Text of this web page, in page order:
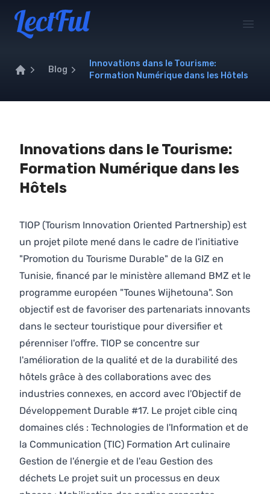
Your Company
Blog
Innovations dans le Tourisme:
Formation Numérique dans les Hôtels
Innovations dans le Tourisme:
Formation Numérique dans les
Hôtels
TIOP (Tourism Innovation Oriented Partnership) est
un projet pilote mené dans le cadre de l'initiative
"Promotion du Tourisme Durable" de la GIZ en
Tunisie, financé par le ministère allemand BMZ et le
programme européen "Tounes Wijhetouna". Son
objectif est de favoriser des partenariats innovants
dans le secteur touristique pour diversifier et
pérenniser l'offre. TIOP se concentre sur
l'amélioration de la qualité et de la durabilité des
hôtels grâce à des collaborations avec des
industries connexes, en accord avec l'Objectif de
Développement Durable #17. Le projet cible cinq
domaines clés : Technologies de l'Information et de
la Communication (TIC) Formation Art culinaire
Gestion de l'énergie et de l'eau Gestion des
déchets Le projet suit un processus en deux